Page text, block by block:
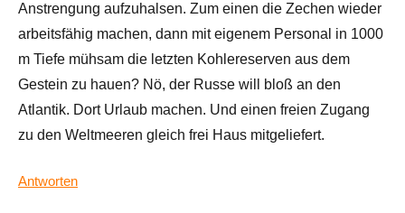
Anstrengung aufzuhalsen. Zum einen die Zechen wieder
arbeitsfähig machen, dann mit eigenem Personal in 1000
m Tiefe mühsam die letzten Kohlereserven aus dem
Gestein zu hauen? Nö, der Russe will bloß an den
Atlantik. Dort Urlaub machen. Und einen freien Zugang
zu den Weltmeeren gleich frei Haus mitgeliefert.
Antworten